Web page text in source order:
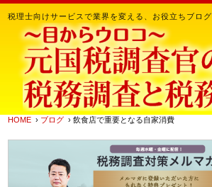
税理士向けサービスで業界を変える、お役立ちブログ
HOME › ブログ › 飲食店で重要となる自家消費